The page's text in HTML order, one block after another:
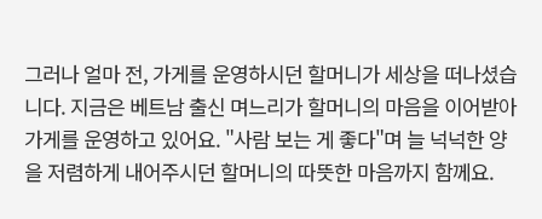
그러나 얼마 전, 가게를 운영하시던 할머니가 세상을 떠나셨습
니다. 지금은 베트남 출신 며느리가 할머니의 마음을 이어받아
가게를 운영하고 있어요. "사람 보는 게 좋다"며 늘 넉넉한 양
을 저렴하게 내어주시던 할머니의 따뜻한 마음까지 함께요.